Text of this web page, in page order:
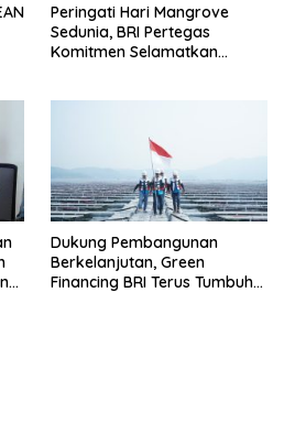
Peringati Hari Mangrove
Sedunia, BRI Pertegas
Komitmen Selamatkan
Dukung Pembangunan
Berkelanjutan, Green
Financing BRI Terus Tumbuh